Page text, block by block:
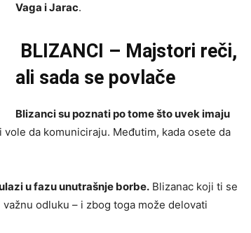
Vaga i Jarac.
BLIZANCI – Majstori reči,
ali sada se povlače
Blizanci su poznati po tome što uvek imaju
da komuniciraju. Međutim, kada osete da
u fazu unutrašnje borbe. Blizanac koji ti se
odluku – i zbog toga može delovati